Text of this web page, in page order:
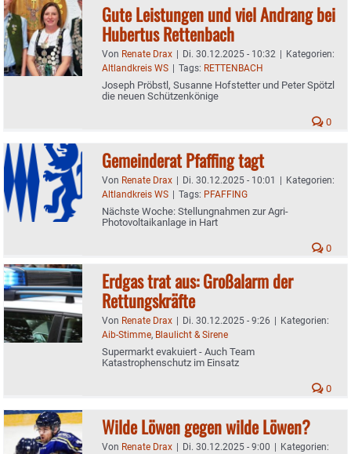
Gute Leistungen und viel Andrang bei
Hubertus Rettenbach
Von Renate Drax | Di. 30.12.2025 - 10:32 | Kategorien:
Altlandkreis WS | Tags: RETTENBACH
Joseph Pröbstl, Susanne Hofstetter und Peter Spötzl
die neuen Schützenkönige
0
Gemeinderat Pfaffing tagt
Von Renate Drax | Di. 30.12.2025 - 10:01 | Kategorien:
Altlandkreis WS | Tags: PFAFFING
Nächste Woche: Stellungnahmen zur Agri-
Photovoltaikanlage in Hart
0
Erdgas trat aus: Großalarm der
Rettungskräfte
Von Renate Drax | Di. 30.12.2025 - 9:26 | Kategorien:
Aib-Stimme, Blaulicht & Sirene
Supermarkt evakuiert - Auch Team
Katastrophenschutz im Einsatz
0
Wilde Löwen gegen wilde Löwen?
Von Renate Drax | Di. 30.12.2025 - 9:00 | Kategorien: